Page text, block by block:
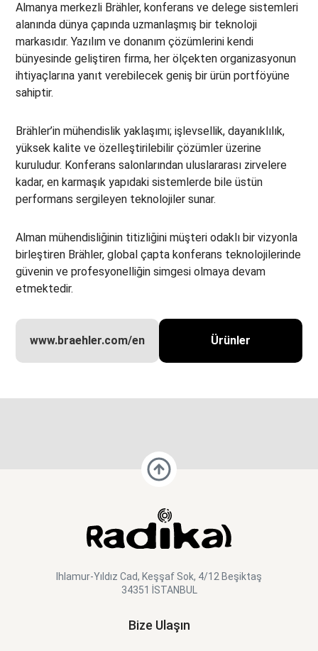
Almanya merkezli Brähler, konferans ve delege sistemleri
alanında dünya çapında uzmanlaşmış bir teknoloji
markasıdır. Yazılım ve donanım çözümlerini kendi
bünyesinde geliştiren firma, her ölçekten organizasyonun
ihtiyaçlarına yanıt verebilecek geniş bir ürün portföyüne
sahiptir.
Brähler’in mühendislik yaklaşımı; işlevsellik, dayanıklılık,
yüksek kalite ve özelleştirilebilir çözümler üzerine
kuruludur. Konferans salonlarından uluslararası zirvelere
kadar, en karmaşık yapıdaki sistemlerde bile üstün
performans sergileyen teknolojiler sunar.
Alman mühendisliğinin titizliğini müşteri odaklı bir vizyonla
birleştiren Brähler, global çapta konferans teknolojilerinde
güvenin ve profesyonelliğin simgesi olmaya devam
etmektedir.
www.braehler.com/en Ürünler
Ihlamur-Yıldız Cad, Keşşaf Sok, 4/12 Beşiktaş
34351 İSTANBUL
Bize Ulaşın